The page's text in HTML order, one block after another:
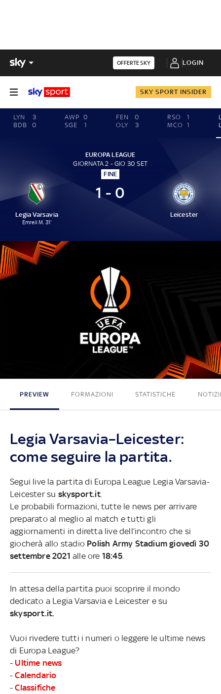
OFFERTE SKY LOGIN
SKY SPORT INSIDER
LYN
3
BDB
0
AWP 0
SGE
1
FEN
0
OLY
3
RSO
1
MCO
1
EUROPA LEAGUE
GIORNATA 2 - GIO 30 SET
FINE
Legia Varsavia
Emreli M. 31'
1 - 0
Leicester
PREVIEW FORMAZIONI STATISTICHE
Legia Varsavia–Leicester:
come seguire la partita.
Segui live la partita di Europa League Legia Varsavia-
Leicester su skysport.it.
Le probabili formazioni, tutte le news per arrivare
preparato al meglio al match e tutti gli
aggiornamenti in diretta live dell’incontro che si
giocherà allo stadio Polish Army Stadium giovedì 30
settembre 2021 alle ore 18:45.
In attesa della partita puoi scoprire il mondo
dedicato a Legia Varsavia e Leicester e su
skysport.it.
Vuoi rivedere tutti i numeri o leggere le ultime news
di Europa League?
- Ultime news
-Calendario
-Classifiche